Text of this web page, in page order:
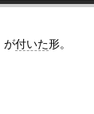
が付いた形。